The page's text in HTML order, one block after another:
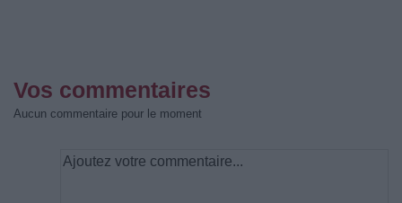
Vos commentaires
Aucun commentaire pour le moment